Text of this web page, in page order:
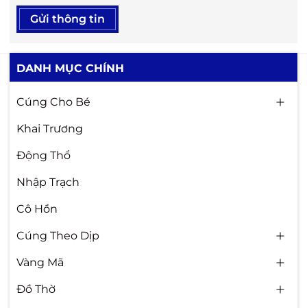
Gửi thông tin
DANH MỤC CHÍNH
Cúng Cho Bé
Khai Trương
Động Thổ
Nhập Trạch
Cô Hồn
Cúng Theo Dịp
Vàng Mã
Đồ Thờ